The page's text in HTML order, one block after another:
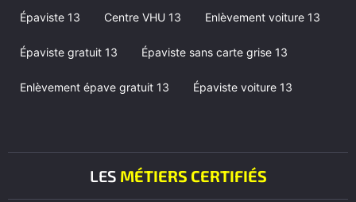
Épaviste 13 Centre VHU 13 Enlèvement voiture 13
Épaviste gratuit 13 Épaviste sans carte grise 13
Enlèvement épave gratuit 13 Épaviste voiture 13
LES MÉTIERS CERTIFIÉS